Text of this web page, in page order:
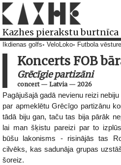
Kazhes pierakstu burtnīca
Ikdienas golfs VeloLoko Futbola vēsture
Koncerts FOB
Grēcīgie partizāni
concert— Latvia— 2026
Pagājušajā gadā nevienu reizi
par apmeklētu Grēcīgo partizānu
tādā biju gan, taču tas bija pārāk
lai man šķistu pareizi par to
būšu lakonisms - risinājās tas
cilvēks, kas sadunāja grupas
šoreiz.